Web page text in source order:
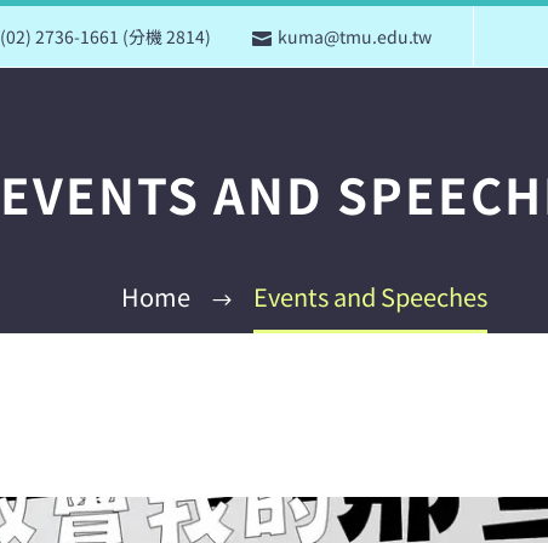
(02) 2736-1661 (分機 2814) kuma@tmu.edu.tw
EVENTS AND
Home Events and Speeches